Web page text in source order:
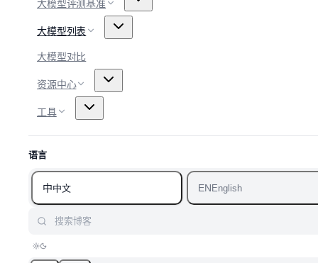
大模型评测基准
大模型列表
大模型对比
资源中心
工具
语言
中中文 ENEnglish